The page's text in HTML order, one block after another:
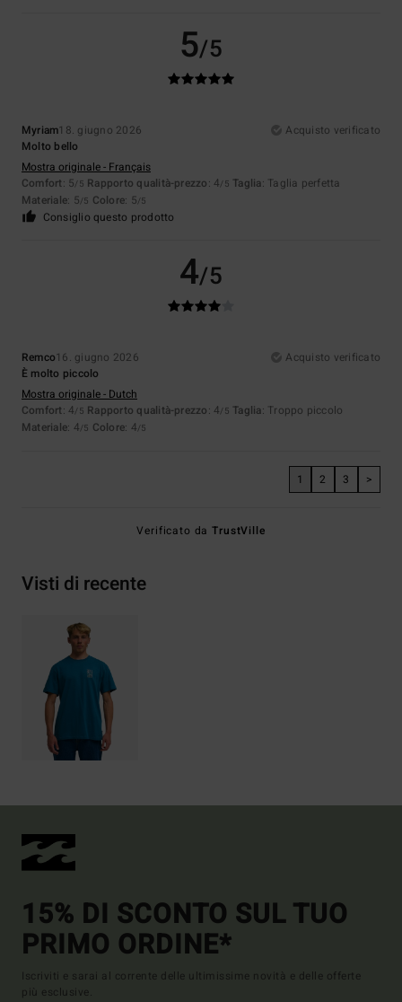
5/5
Myriam18. giugno 2026
Acquisto verificato
Molto bello
Mostra originale - Français
Comfort: 5/5 Rapporto qualità-prezzo: 4/5 Taglia: Taglia perfetta
Materiale: 5/5 Colore: 5/5
Consiglio questo prodotto
4/5
Remco16. giugno 2026
Acquisto verificato
È molto piccolo
Mostra originale - Dutch
Comfort: 4/5 Rapporto qualità-prezzo: 4/5 Taglia: Troppo piccolo
Materiale: 4/5 Colore: 4/5
1 2 3 >
Verificato daTrustVille
Visti di recente
15% DI SCONTO SUL TUO
PRIMO ORDINE*
Iscriviti e sarai al corrente delle ultimissime novità e delle offerte
più esclusive.